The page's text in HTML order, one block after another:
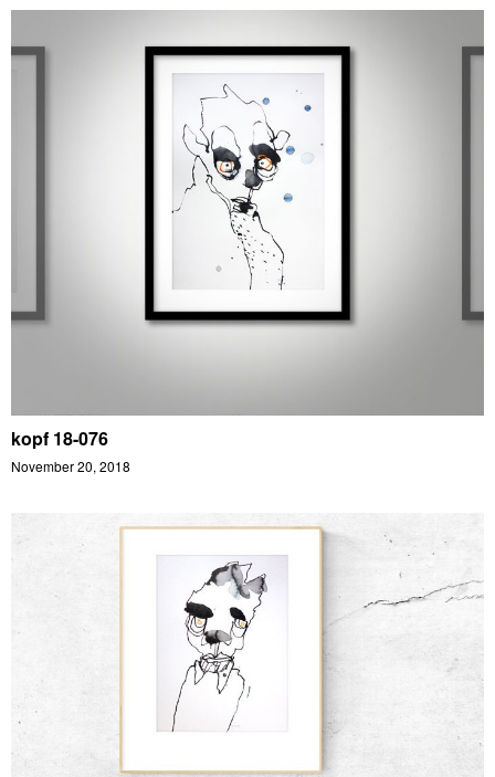
kopf 18-076
November 20, 2018